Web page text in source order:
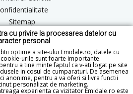
cu privire la procesarea datelor cu
personal
optime a site-ului Emidale.ro, datele cu
urile sunt foarte importante.
a tine minte faptul ca v-ati logat pe site
in cosul de cumparaturi. De asemenea
anonime, pentru a va oferi si livra functii
personalizat de marketing.
experienta ca vizitator Emidale.ro este
Sitemap
Blog
ANPC